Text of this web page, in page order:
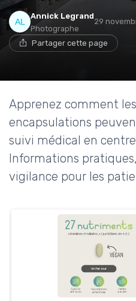
Annick Legrand
Photographe
29
Partager cette page
Apprenez comment
encapsulations
suivi médical en
Informations
vigilance pour les